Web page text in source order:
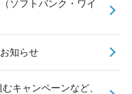
ソフトバンク・ワイ
知らせ
キャンペーンなど、